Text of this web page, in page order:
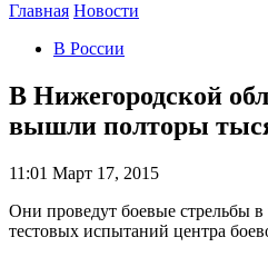
Главная Новости
В России
В Нижегородской
вышли полторы
11:01 Март 17, 2015
Они проведут боевые стрельбы в
тестовых испытаний центра